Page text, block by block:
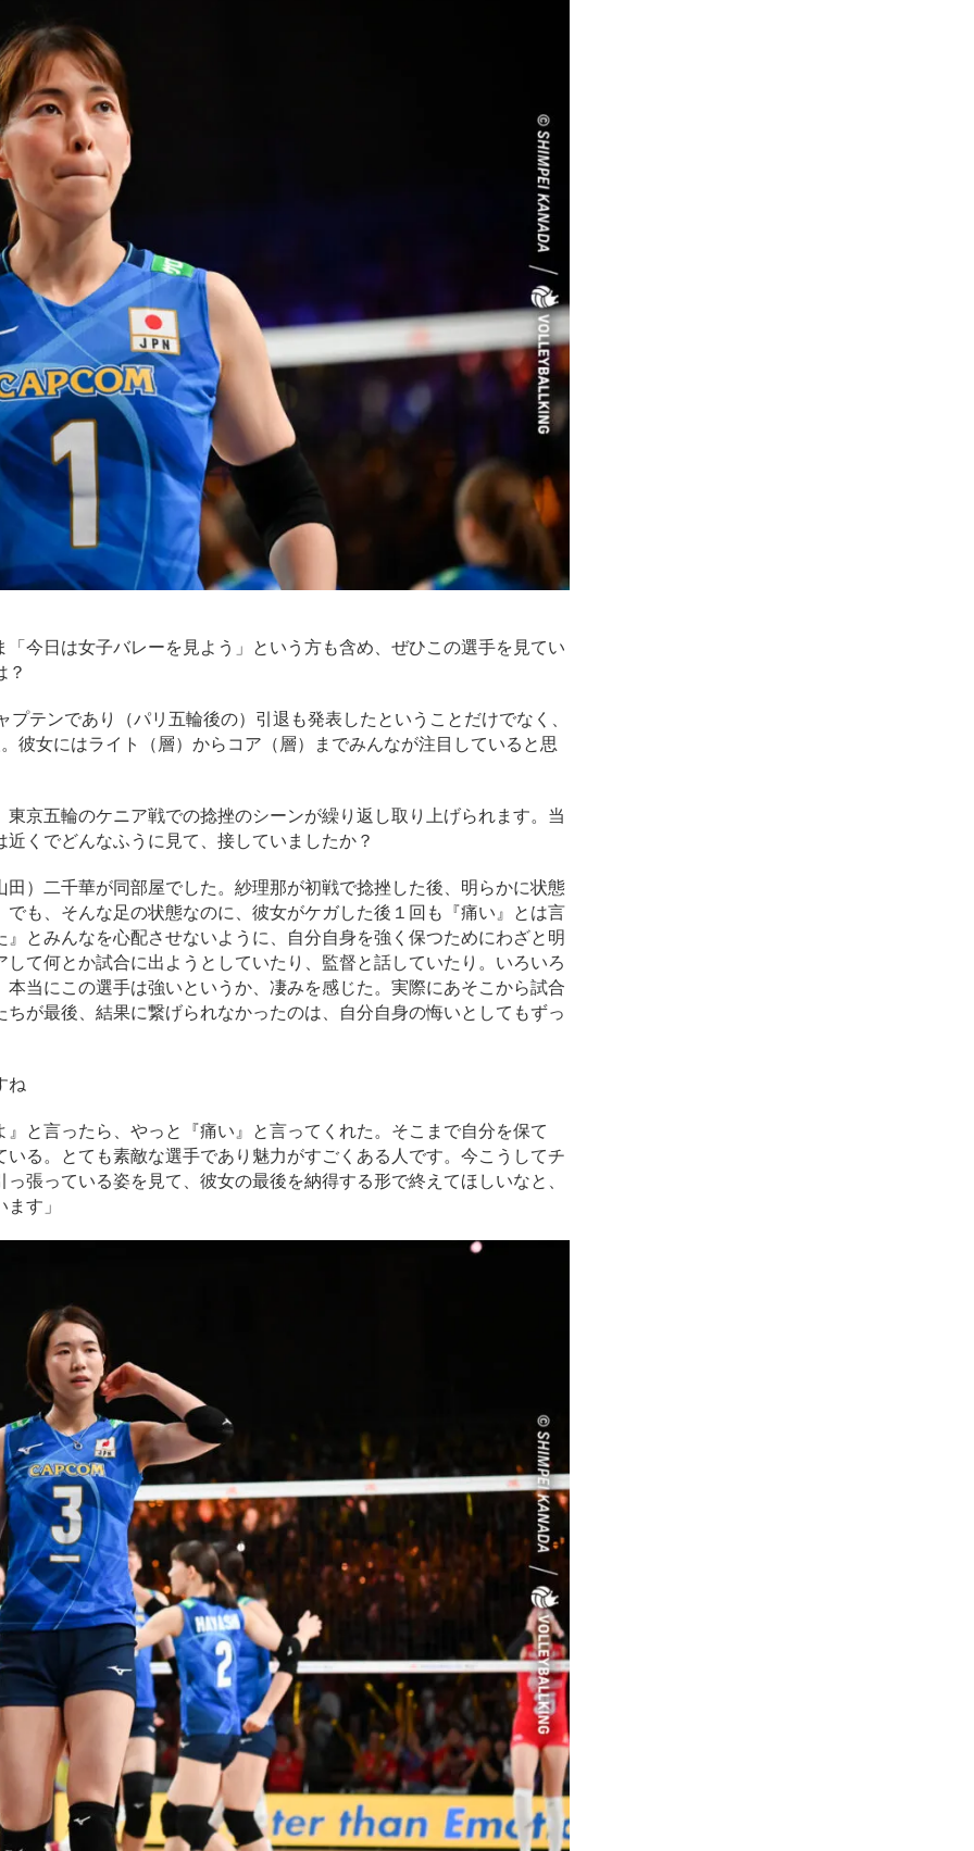
今日は女子バレーを見よう」という方も含め、ぜひこの選手を見てい
？
テンであり（パリ五輪後の）引退も発表したということだけでなく、
彼女にはライト（層）からコア（層）までみんなが注目していると思
京五輪のケニア戦での捻挫のシーンが繰り返し取り上げられます。当
くでどんなふうに見て、接していましたか？
）二千華が同部屋でした。紗理那が初戦で捻挫した後、明らかに状態
も、そんな足の状態なのに、彼女がケガした後１回も『痛い』とは言
とみんなを心配させないように、自分自身を強く保つためにわざと明
て何とか試合に出ようとしていたり、監督と話していたり。いろいろ
当にこの選手は強いというか、凄みを感じた。実際にあそこから試合
が最後、結果に繋げられなかったのは、自分自身の悔いとしてもずっ
ね
と言ったら、やっと『痛い』と言ってくれた。そこまで自分を保て
る。とても素敵な選手であり魅力がすごくある人です。今こうしてチ
張っている姿を見て、彼女の最後を納得する形で終えてほしいなと、
す」